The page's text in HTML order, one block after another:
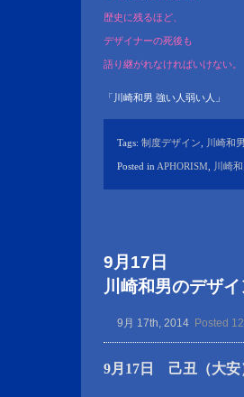
歴史に残るほど、
デザイナーの死後も
語り継がれなければいけない。
「川崎和男 強い人弱い人」
Tags: 制度デザイン 川崎和
Posted in APHORISM 川崎
9月17日
川崎和男のデザ
9月 17th, 2014 Posted
9月17日 己丑（大安